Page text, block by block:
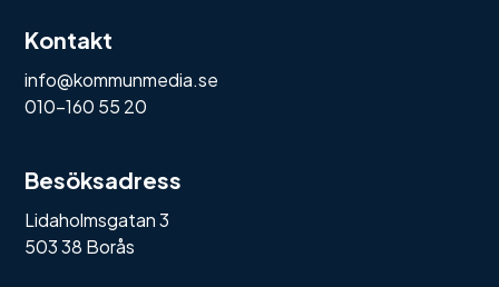
Kontakt
info@kommunmedia.se
010-160 55 20
Besöksadress
Lidaholmsgatan 3
503 38 Borås